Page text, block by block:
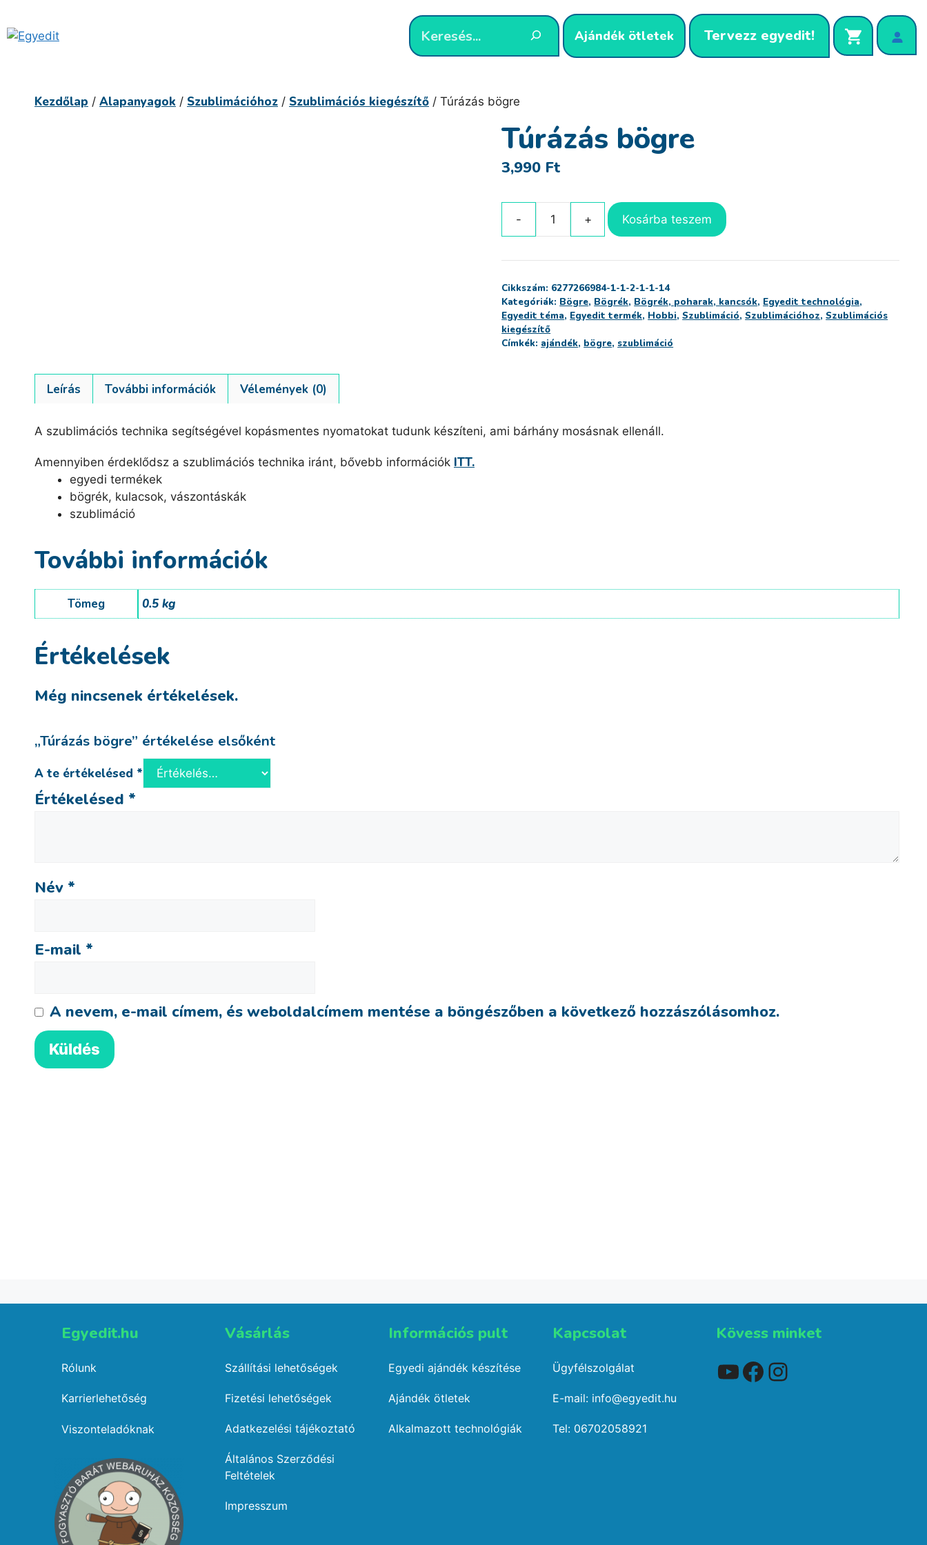
tartalomba
Ajándék ötletek Tervezz egyedit!
Kezdőlap / Alapanyagok / Szublimációhoz / Szublimációs kiegészítő / Túrázás bögre
Túrázás bögre
3,990 Ft
mennyiség
Kosárba teszem
Cikkszám: 6277266984-1-1-2-1-1-14
Kategóriák: Bögre, Bögrék, Bögrék, poharak, kancsók, Egyedit technológia,
Egyedit téma, Egyedit termék, Hobbi,Szublimáció,Szublimációhoz,Szublimációs
kiegészítő
Címkék: ajándék, bögre, szublimáció
Leírás További információk Vélemények (0)
A szublimációs technika segítségével kopásmentes nyomatokat tudunk készíteni, ami bárhány mosásnak ellenáll.
Amennyiben érdeklődsz a szublimációs technika iránt, bővebb információk ITT.
egyedi termékek
bögrék, kulacsok, vászontáskák
szublimáció
További információk
Tömeg 0.5 kg
Értékelések
Még nincsenek értékelések.
„Túrázás bögre” értékelése elsőként
A te értékelésed *
Értékelésed *
Név *
E-mail *
A nevem, e-mail címem, és weboldalcímem mentése a böngészőben a következő hozzászólásomhoz.
Egyedit.hu
Rólunk
Karrierlehetőség
Viszonteladóknak
Vásárlás​
Szállítási lehetőségek
Fizetési lehetőségek
Adatkezelési tájékoztató
Általános Szerződési
Feltételek
Impresszum
Információs pult​
Egyedi ajándék készítése
Ajándék ötletek
Alkalmazott technológiák
Kapcsolat​
Ügyfélszolgálat
E-mail: info@egyedit.hu
Tel: 06702058921
Kövess minket
YouTube
Facebook
Instagram